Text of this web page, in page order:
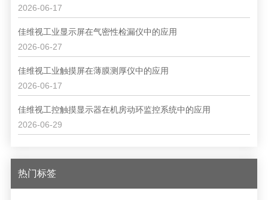
2026-06-17
佳维视工业显示屏在气密性检漏仪中的应用
2026-06-27
佳维视工业触摸屏在薄膜测厚仪中的应用
2026-06-17
佳维视工控触摸显示器在机房动环监控系统中的应用
2026-06-29
热门标签